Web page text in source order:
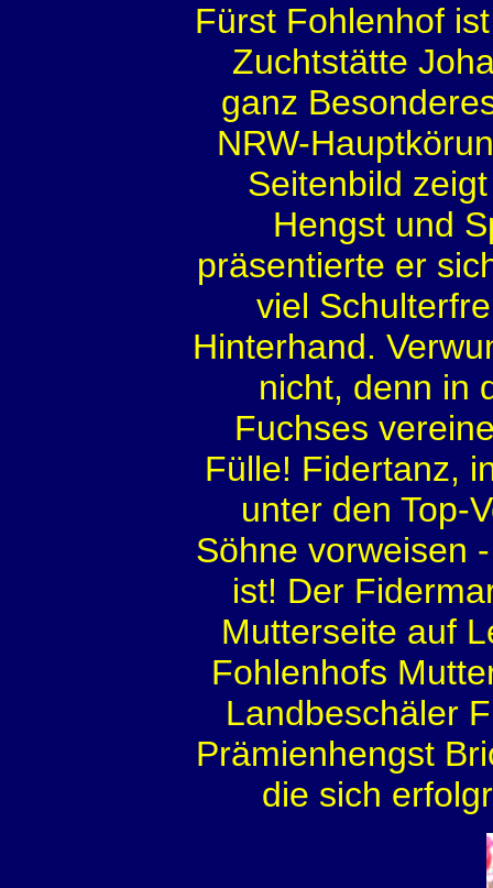
Fürst Fohlenhof
Zuchtstätte
ganz
NRW-
Seitenbild
Hengst und
präsentierte er
viel
Hinterhand.
nicht, denn in
Fuchses
Fülle! Fidertanz,
unter den Top-
Söhne vorweisen
ist! Der
Mutterseite auf
Fohlenhofs
Landbeschäler
Prämienhengst
die sich